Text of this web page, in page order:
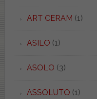
ART CERAM (1)
ASILO (1)
ASOLO (3)
ASSOLUTO (1)